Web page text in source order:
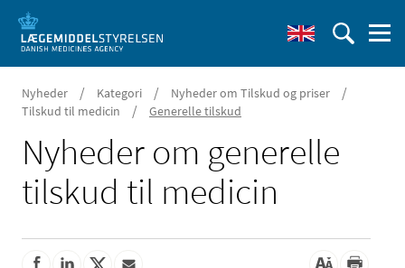
Nyheder / Kategori / Nyheder om Tilskud og priser /
Tilskud til medicin / Generelle tilskud
Nyheder om generelle
tilskud til medicin